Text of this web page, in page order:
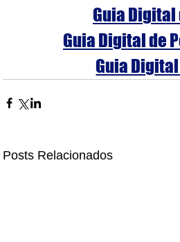
Guia
Guia Digital de
Guia
Posts Relacionados